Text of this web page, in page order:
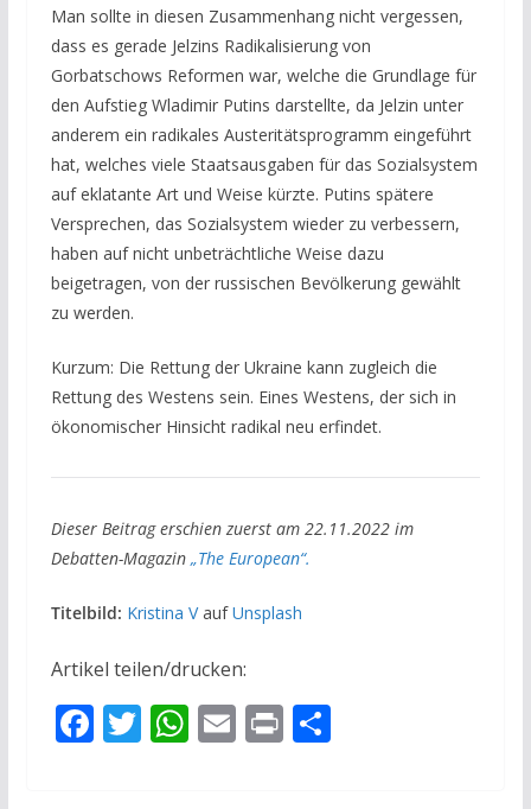
Man sollte in diesen Zusammenhang nicht vergessen,
dass es gerade Jelzins Radikalisierung von
Gorbatschows Reformen war, welche die Grundlage für
den Aufstieg Wladimir Putins darstellte, da Jelzin unter
anderem ein radikales Austeritätsprogramm eingeführt
hat, welches viele Staatsausgaben für das Sozialsystem
auf eklatante Art und Weise kürzte. Putins spätere
Versprechen, das Sozialsystem wieder zu verbessern,
haben auf nicht unbeträchtliche Weise dazu
beigetragen, von der russischen Bevölkerung gewählt
zu werden.
Kurzum: Die Rettung der Ukraine kann zugleich die
Rettung des Westens sein. Eines Westens, der sich in
ökonomischer Hinsicht radikal neu erfindet.
Dieser Beitrag erschien zuerst am 22.11.2022 im
Debatten-Magazin „The European“.
Titelbild: Kristina VaufUnsplash
Artikel teilen/drucken:
F T W E PrT